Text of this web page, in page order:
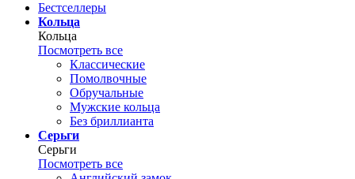
Бестселлеры
Кольца
Кольца
Посмотреть все
Классические
Помолвочные
Обручальные
Мужские кольца
Без бриллианта
Серьги
Серьги
Посмотреть все